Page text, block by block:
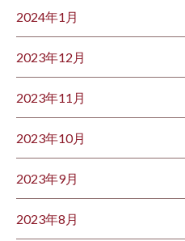
2024年1月
2023年12月
2023年11月
2023年10月
2023年9月
2023年8月